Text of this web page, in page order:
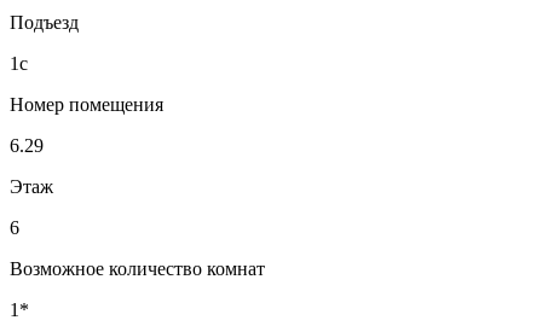
Подъезд
1с
Номер помещения
6.29
Этаж
6
Возможное количество комнат
1*